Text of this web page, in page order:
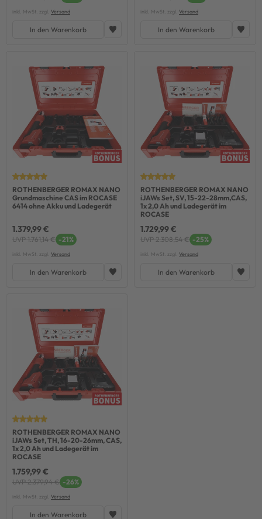
inkl. MwSt. zzgl. Versand
In den Warenkorb
inkl. MwSt. zzgl. Versand
In den Warenkorb
ROTHENBERGER ROMAX NANO
Grundmaschine CAS im ROCASE
6414 ohne Akku und Ladegerät
1.379,99 €
UVP 1.761,14 € -21%
inkl. MwSt. zzgl. Versand
In den Warenkorb
ROTHENBERGER ROMAX NANO
iJAWs Set, SV, 15-22-28mm,CAS,
1x 2,0 Ah und Ladegerät im
ROCASE
1.729,99 €
UVP 2.308,54 € -25%
inkl. MwSt. zzgl. Versand
In den Warenkorb
ROTHENBERGER ROMAX NANO
iJAWs Set, TH, 16-20-26mm, CAS,
1x 2,0 Ah und Ladegerät im
ROCASE
1.759,99 €
UVP 2.379,94 € -26%
inkl. MwSt. zzgl. Versand
In den Warenkorb